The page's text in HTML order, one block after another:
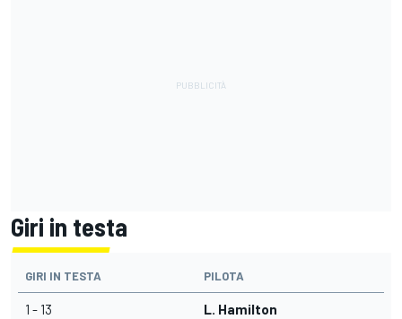
Giri in testa
GIRI IN TESTA PILOTA
1 - 13 L. Hamilton